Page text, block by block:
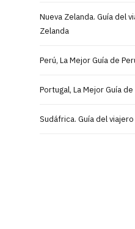
Nueva Zelanda. Guía del
Zelanda
Perú, La Mejor Guía de
Portugal, La Mejor Guía
Sudáfrica. Guía del